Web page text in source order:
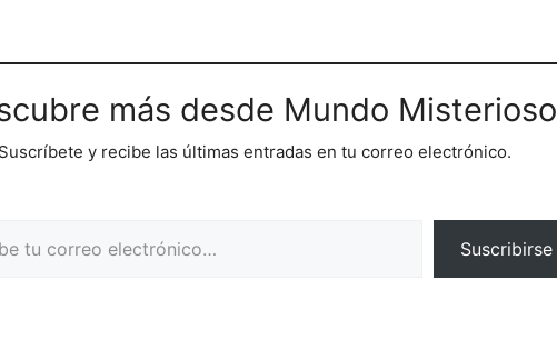
más desde Mundo Misterioso
Suscríbete y recibe las últimas entradas en tu correo electrónico.
Suscribirse